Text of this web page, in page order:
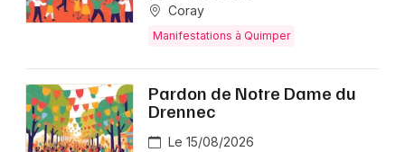
Coray
Manifestations à Quimper
Pardon de Notre Dame du
Drennec
Le 15/08/2026